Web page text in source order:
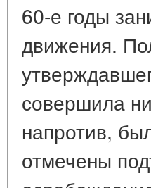
60-е годы
движения.
совершила
напротив,
отмечены